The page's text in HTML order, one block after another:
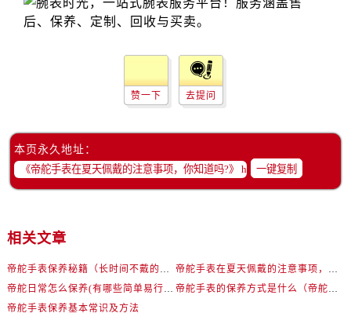
赞一下 去提问
本页永久地址：
一键复制
相关文章
帝舵手表保养秘籍（长时间不戴的应对策略与注意事项）
帝舵手表在夏天佩戴的注意事项，你知道吗?
帝舵日常怎么保养(有哪些简单易行的方法)
帝舵手表的保养方式是什么（帝舵手表保养小技巧）
帝舵手表保养基本常识及方法